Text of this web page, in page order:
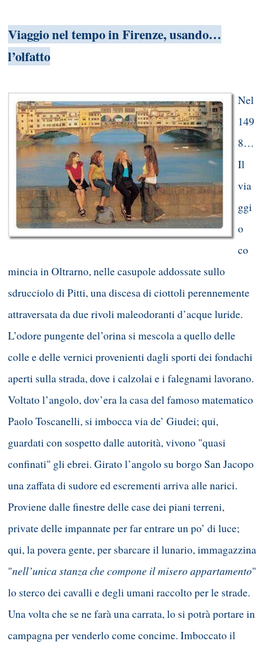
Viaggio nel tempo in Firenze, usando…
l’olfatto
Nel
149
8…
Il
via
ggi
o
co
mincia in Oltrarno, nelle casupole addossate sullo
sdrucciolo di Pitti, una discesa di ciottoli perennemente
attraversata da due rivoli maleodoranti d’acque luride.
L’odore pungente del’orina si mescola a quello delle
colle e delle vernici provenienti dagli sporti dei fondachi
aperti sulla strada, dove i calzolai e i falegnami lavorano.
Voltato l’angolo, dov’era la casa del famoso matematico
Paolo Toscanelli, si imbocca via de’ Giudei; qui,
guardati con sospetto dalle autorità, vivono "quasi
confinati" gli ebrei. Girato l’angolo su borgo San Jacopo
una zaffata di sudore ed escrementi arriva alle narici.
Proviene dalle finestre delle case dei piani terreni,
private delle impannate per far entrare un po’ di luce;
qui, la povera gente, per sbarcare il lunario, immagazzina
"nell’unica stanza che compone il misero appartamento"
lo sterco dei cavalli e degli umani raccolto per le strade.
Una volta che se ne farà una carrata, lo si potrà portare in
campagna per venderlo come concime. Imboccato il